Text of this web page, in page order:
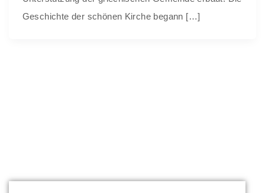
Geschichte der schönen Kirche begann […]